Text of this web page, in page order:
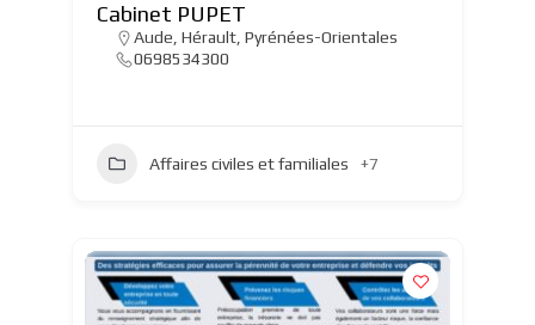
Cabinet PUPET
Aude Hérault, Pyrénées-Orientales
0698534300
Affaires civiles et familiales +7